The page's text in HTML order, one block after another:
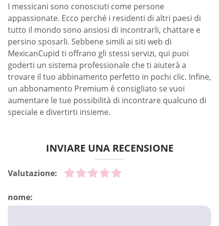
I messicani sono conosciuti come persone
appassionate. Ecco perché i residenti di altri paesi di
tutto il mondo sono ansiosi di incontrarli, chattare e
persino sposarli. Sebbene simili ai siti web di
MexicanCupid ti offrano gli stessi servizi, qui puoi
goderti un sistema professionale che ti aiuterà a
trovare il tuo abbinamento perfetto in pochi clic. Infine,
un abbonamento Premium è consigliato se vuoi
aumentare le tue possibilità di incontrare qualcuno di
speciale e divertirti insieme.
INVIARE UNA RECENSIONE
Valutazione:
nome: